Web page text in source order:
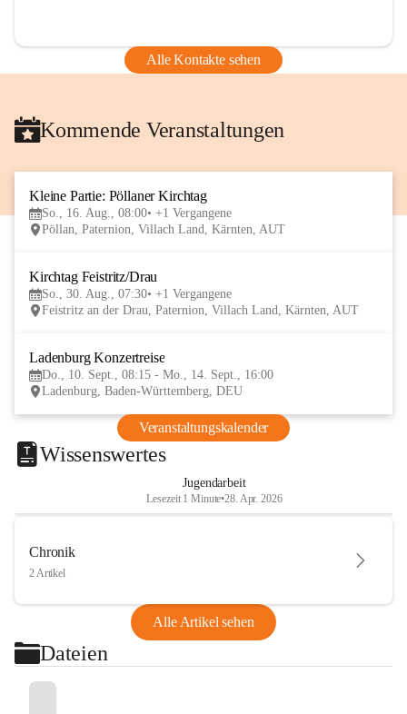
Alle Kontakte sehen
Kommende Veranstaltungen
Kleine Partie: Pöllaner Kirchtag
So., 16. Aug., 08:00 +1 Vergangene
Pöllan, Paternion, Villach Land, Kärnten, AUT
Kirchtag Feistritz/Drau
So., 30. Aug., 07:30 +1 Vergangene
Feistritz an der Drau, Paternion, Villach Land, Kärnten, AUT
Ladenburg Konzertreise
Do., 10. Sept., 08:15 - Mo., 14. Sept., 16:00
Ladenburg, Baden-Württemberg, DEU
Veranstaltungskalender
Wissenswertes
Jugendarbeit
Lesezeit 1 Minute•28. Apr. 2026
Chronik
2 Artikel
Alle Artikel sehen
Dateien